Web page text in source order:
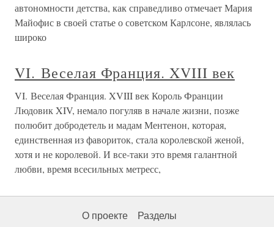
автономности детства, как справедливо отмечает Мария
Майофис в своей статье о советском Карлсоне, являлась
широко
VI. Веселая Франция. XVIII век
VI. Веселая Франция. XVIII век Король Франции
Людовик XIV, немало погуляв в начале жизни, позже
полюбит добродетель и мадам Ментенон, которая,
единственная из фавориток, стала королевской женой,
хотя и не королевой. И все-таки это время галантной
любви, время всесильных метресс,
О проекте Разделы